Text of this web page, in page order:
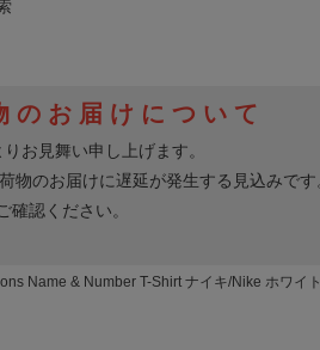
Name & Number T-Shirt ナイキ/Nike ホワイト